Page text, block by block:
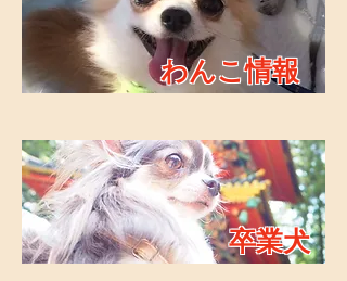
わんこ情報
わんこ情報
卒業犬
卒業犬